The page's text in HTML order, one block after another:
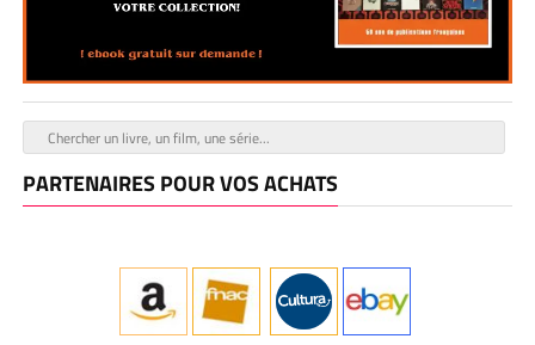
PARTENAIRES POUR VOS ACHATS